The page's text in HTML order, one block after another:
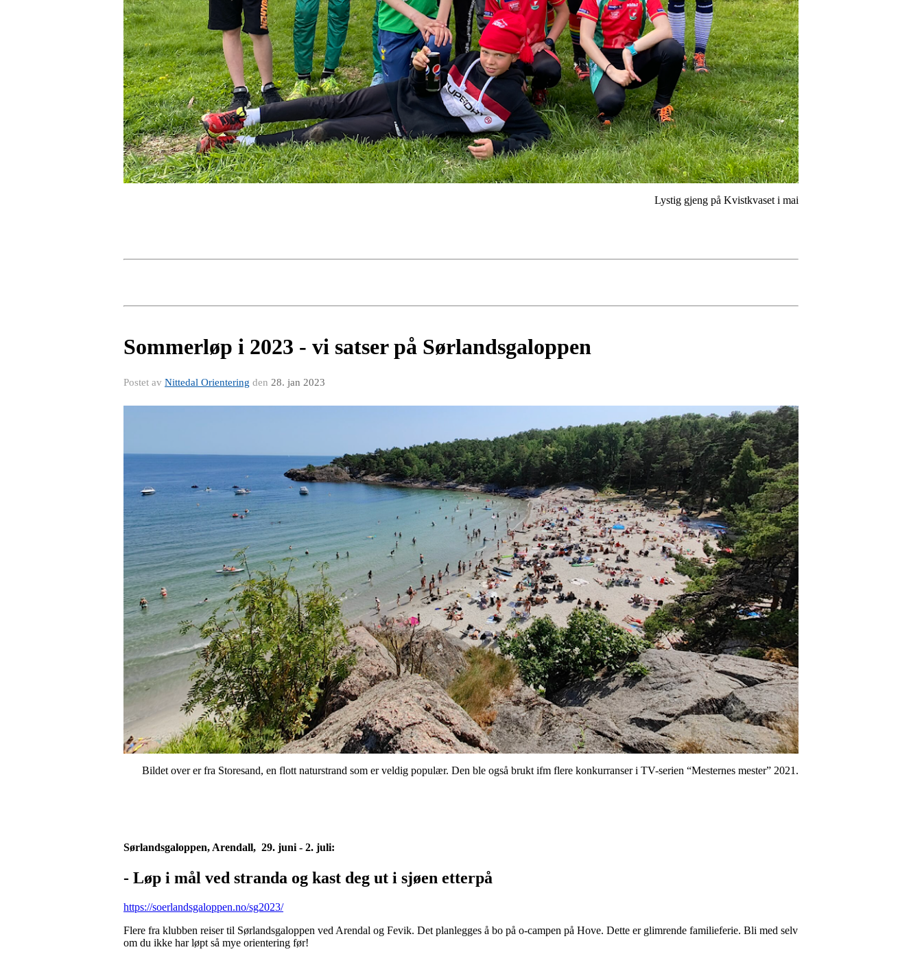
Lystig gjeng på Kvistkvaset i mai
Sommerløp i 2023 - vi satser på Sørlandsgaloppen
Postet av Nittedal Orientering den 28. jan 2023
Bildet over er fra Storesand, en flott naturstrand som er veldig populær. Den ble også brukt ifm flere konkurranser i TV-serien “Mesternes mester” 2021.
Sørlandsgaloppen, Arendall, 29. juni - 2. juli:
- Løp i mål ved stranda og kast deg ut i sjøen etterpå
https://soerlandsgaloppen.no/sg2023/
Flere fra klubben reiser til Sørlandsgaloppen ved Arendal og Fevik. Det planlegges å bo på o-campen på Hove. Dette er glimrende familieferie. Bli med selv
om du ikke har løpt så mye orientering før!